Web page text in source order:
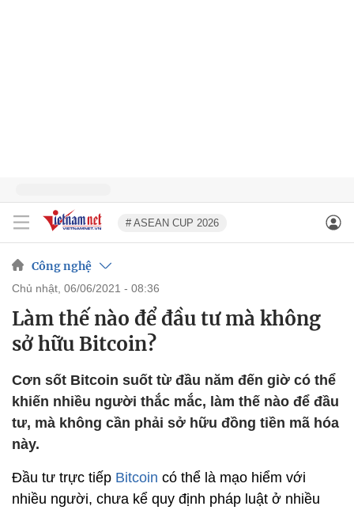
# ASEAN CUP 2026
Công nghệ
chủ nhật, 06/06/2021 - 08:36
Làm thế nào để đầu tư mà không
sở hữu Bitcoin?
Cơn sốt Bitcoin suốt từ đầu năm đến giờ có thể
khiến nhiều người thắc mắc, làm thế nào để đầu
tư, mà không cần phải sở hữu đồng tiền mã hóa
này.
Đầu tư trực tiếp Bitcoin có thể là mạo hiểm với
nhiều người, chưa kể quy định pháp luật ở nhiều